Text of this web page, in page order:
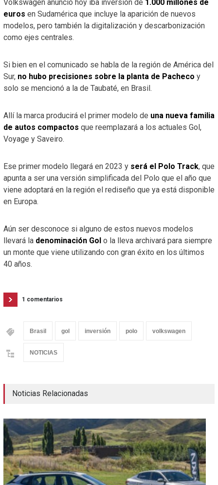
Volkswagen anunció hoy iba inversión de 1.000 millones de
euros en Sudamérica que incluye la aparición de nuevos
modelos, pero también la digitalización y descarbonización
como ejes centrales.
Si bien en el comunicado se habla de la región de América del
Sur, no hubo precisiones sobre la planta de Pacheco y
solo se mencionó a la de Taubaté, en Brasil.
Allí la marca producirá el primer modelo de una nueva familia
de autos compactos que reemplazará a los actuales Gol,
Voyage y Saveiro.
Ese primer modelo llegará en 2023 y será el Polo Track, que
apunta a ser una versión simplificada del Polo que el año que
viene adoptará en la región el rediseño que ya está disponible
en Europa.
Aún ser desconoce si alguno de estos nuevos modelos
llevará la denominación Golo la lleva archivará para siempre
un monte que viene utilizando con gran éxito en los últimos
40 años.
1 comentarios
Brasil gol inversión polo volkswagen
NOTICIAS
Noticias Relacionadas